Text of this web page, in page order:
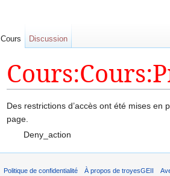
Des restrictions d’accès ont été mises en
page.
Deny_action
Cours Discussion
Politique de confidentialité À propos de troyesGEII